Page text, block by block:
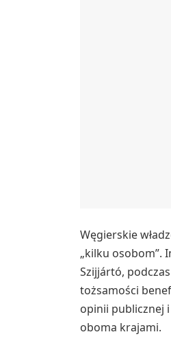
Węgierskie
„kilku osobom”.
Szijjártó,
tożsamości
opinii publicznej
oboma krajami.